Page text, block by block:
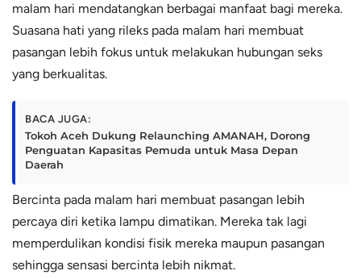
malam hari mendatangkan berbagai manfaat bagi mereka.
Suasana hati yang rileks pada malam hari membuat
pasangan lebih fokus untuk melakukan hubungan seks
yang berkualitas.
BACA JUGA:
Tokoh Aceh Dukung Relaunching AMANAH, Dorong
Penguatan Kapasitas Pemuda untuk Masa Depan
Daerah
Bercinta pada malam hari membuat pasangan lebih
percaya diri ketika lampu dimatikan. Mereka tak lagi
memperdulikan kondisi fisik mereka maupun pasangan
sehingga sensasi bercinta lebih nikmat.